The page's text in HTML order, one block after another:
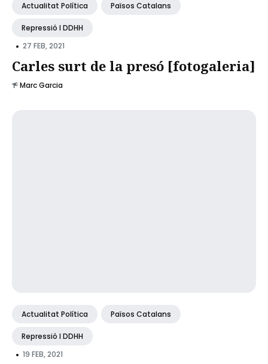
Actualitat Política Països Catalans
Repressió I DDHH
• 27 FEB, 2021
Carles surt de la presó [fotogaleria]
Marc Garcia
Actualitat Política Països Catalans
Repressió I DDHH
• 19 FEB, 2021